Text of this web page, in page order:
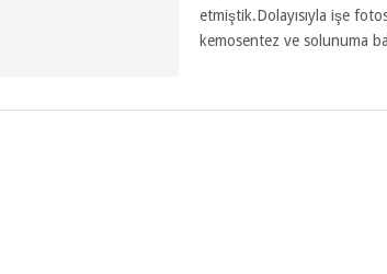
etmiştik.Dolayısıyla işe
kemosentez ve solunuma